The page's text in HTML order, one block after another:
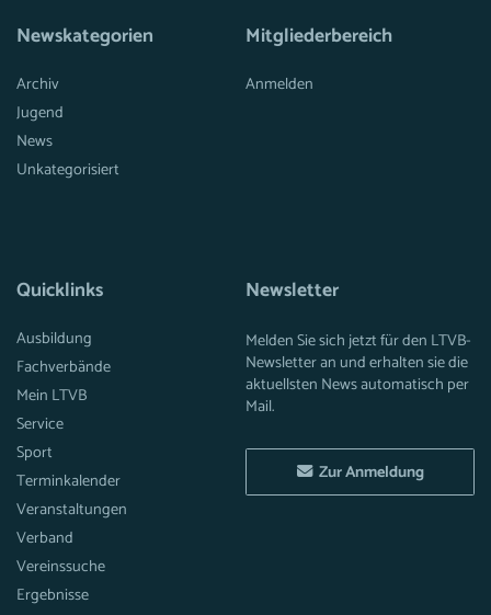
Newskategorien
Archiv
Jugend
News
Unkategorisiert
Mitgliederbereich
Anmelden
Quicklinks
Ausbildung
Fachverbände
Mein LTVB
Service
Sport
Terminkalender
Veranstaltungen
Verband
Vereinssuche
Ergebnisse
Newsletter
Melden Sie sich jetzt für den LTVB-
Newsletter an und erhalten sie die
aktuellsten News automatisch per
Mail.
Zur Anmeldung